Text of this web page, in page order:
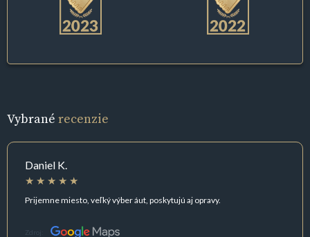
Vybrané recenzie
Daniel K.
Prijemne miesto, veľký výber áut, poskytujú aj opravy.
Zdroj: